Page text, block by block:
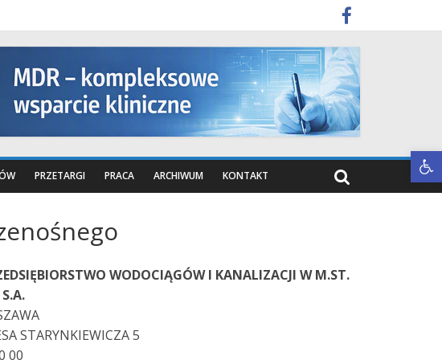
Otwórz pasek narzędzi
PRZETARGI PRACA ARCHIWUM KONTAKT
WODOCIĄGÓW I KANALIZACJI W M.ST.
STARYNKIEWICZA 5
00